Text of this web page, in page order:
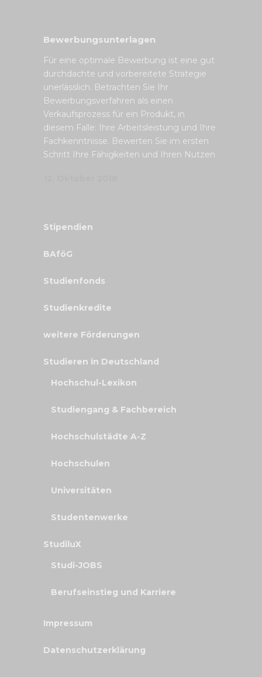
Bewerbungsunterlagen
Für eine optimale Bewerbung ist eine gut
durchdachte und vorbereitete Strategie
unerlässlich. Betrachten Sie Ihr
Bewerbungsverfahren als einen
Verkaufsprozess für ein Produkt, in
diesem Falle: Ihre Arbeitsleistung und Ihre
Fachkenntnisse. Bewerten Sie im ersten
Schritt Ihre Fähigkeiten und Ihren Nutzen
Stipendien
BAföG
Studienfonds
Studienkredite
weitere Förderungen
Studieren in Deutschland
Hochschul-Lexikon
Studiengang & Fachbereich
Hochschulstädte A-Z
Hochschulen
Universitäten
Studentenwerke
StudiluX
Studi-JOBS
Berufseinstieg und Karriere
Impressum
Datenschutzerklärung